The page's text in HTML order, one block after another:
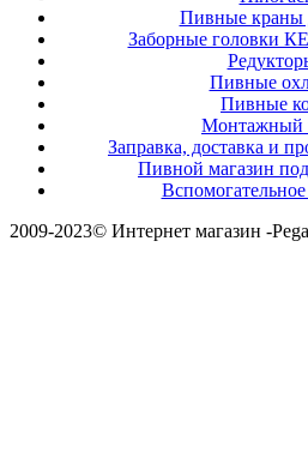
Пивные краны
Заборные головки
Пивные
Пивные
Монтажный
Заправка, доставка и
Пивной магазин
2009-2023© Интернет магазин -